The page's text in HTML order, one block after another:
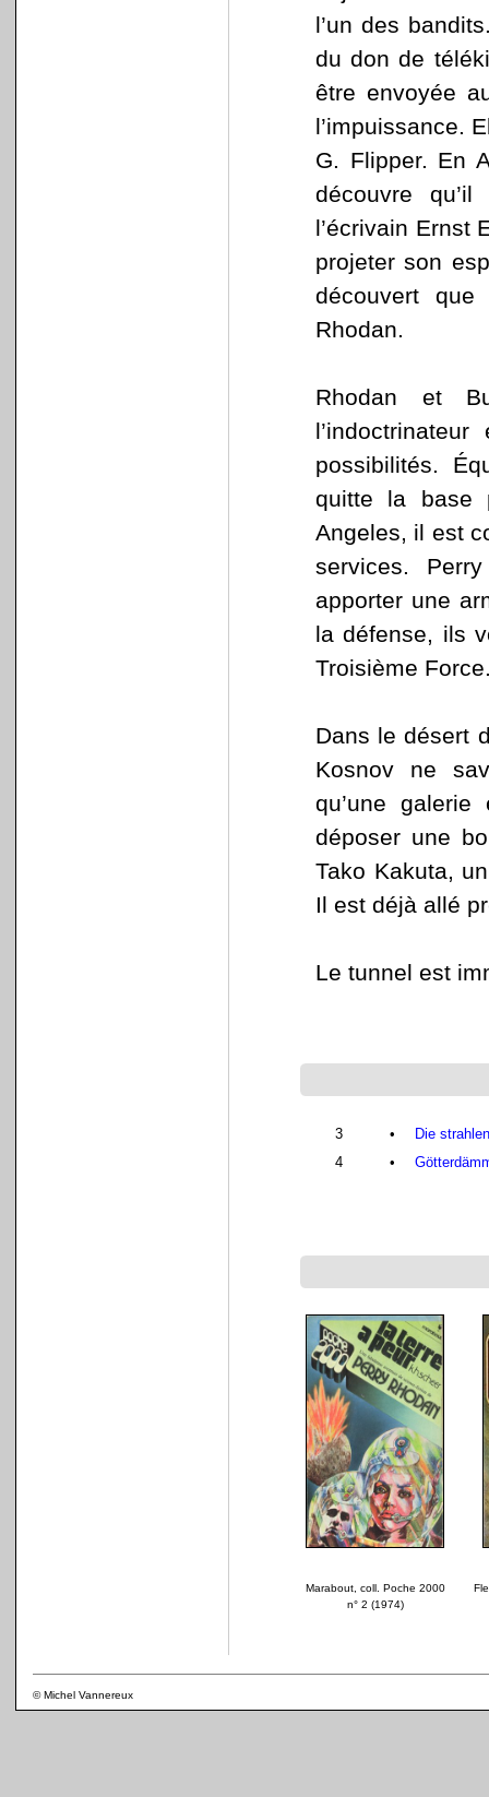
l’un des
du don de
être envoyée
l’impuissance.
G. Flipper. En
découvre
l’écrivain Ernst
projeter son
découvert
Rhodan.
Rhodan et
possibilités.
quitte la base
Angeles, il est
services.
apporter une
la défense, ils
Troisième
Dans le désert
Kosnov ne
qu’une
déposer une
Tako Kakuta,
Il est déjà allé
Le tunnel est
3 •
Die
4
•
Marabout, coll. Poche 2000
n° 2 (1974)
© Michel Vannereux